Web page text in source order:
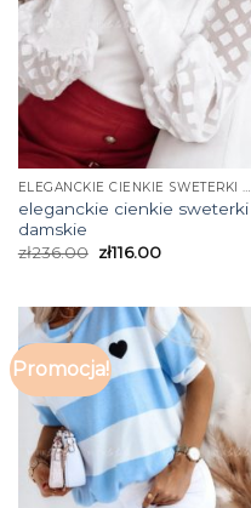
ELEGANCKIE CIENKIE SWETERKI DAMSKIE
eleganckie cienkie sweterki
damskie
zł236.00 zł116.00
Promocja!